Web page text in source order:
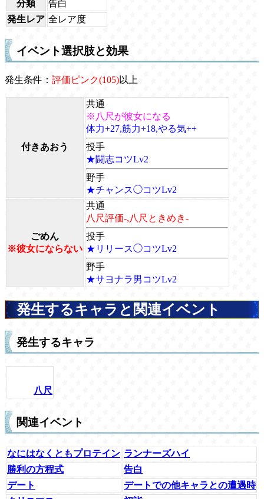
分類
告白
発生レア 全レア度
イベント選択肢と効果
発生条件： 評価ピンク(105)以上
付きあおう
共通
※八尺が彼女になる
体力+27,筋力+18,やる気++
投手
★闘志コツLv2
野手
★チャンス◯コツLv2
ごめん
※彼女にならない
共通
八尺評価-,八尺ときめき-
投手
★リリース◯コツLv2
野手
★サヨナラ男コツLv2
発生するキャラと関連イベント
発生するキャラ
八尺
関連イベント
なにはなくともプロテイン ランナーズハイ
勝利の方程式
告白
デート
デートでの他キャラとの遭遇時